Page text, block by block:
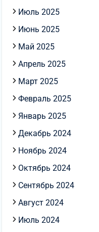
Июль 2025
Июнь 2025
Май 2025
Апрель 2025
Март 2025
Февраль 2025
Январь 2025
Декабрь 2024
Ноябрь 2024
Октябрь 2024
Сентябрь 2024
Август 2024
Июль 2024